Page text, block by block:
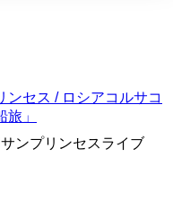
ンセス / ロシアコルサコ
」
ンプリンセスライブ